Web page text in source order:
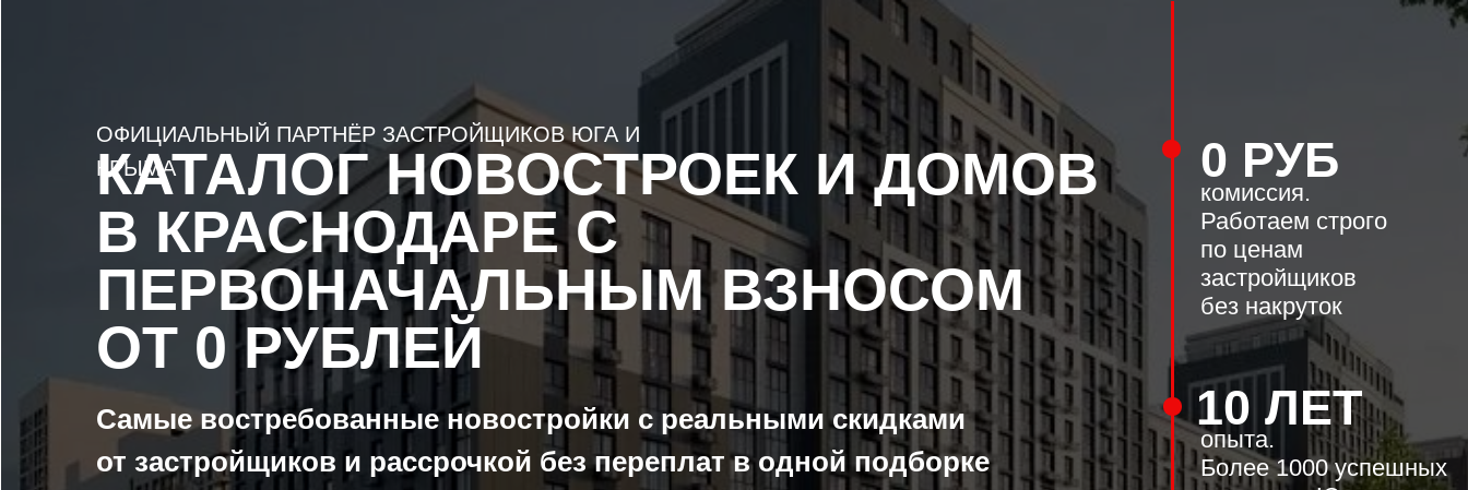
ОФИЦИАЛЬНЫЙ ПАРТНЁР ЗАСТРОЙЩИКОВ ЮГА И
КРЫМА
КАТАЛОГ НОВОСТРОЕК И ДОМОВ
В КРАСНОДАРЕ С
ПЕРВОНАЧАЛЬНЫМ ВЗНОСОМ
ОТ 0 РУБЛЕЙ
10 ЛЕТ
опыта.
Более 1000 успешных
сделок на Юге
и в Крыму
0 РУБ
комиссия.
Работаем строго
по ценам
застройщиков
без накруток
Самые востребованные новостройки с реальными скидками
от застройщиков и рассрочкой без переплат в одной подборке